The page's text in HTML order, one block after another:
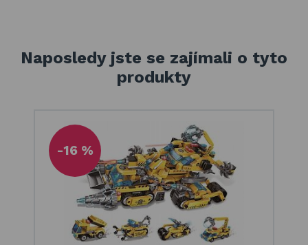
Naposledy jste se zajímali o tyto
produkty
-16 %